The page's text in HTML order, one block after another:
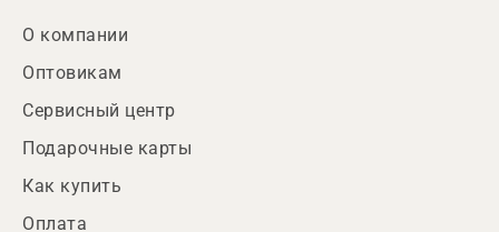
О компании
Оптовикам
Сервисный центр
Подарочные карты
Как купить
Оплата